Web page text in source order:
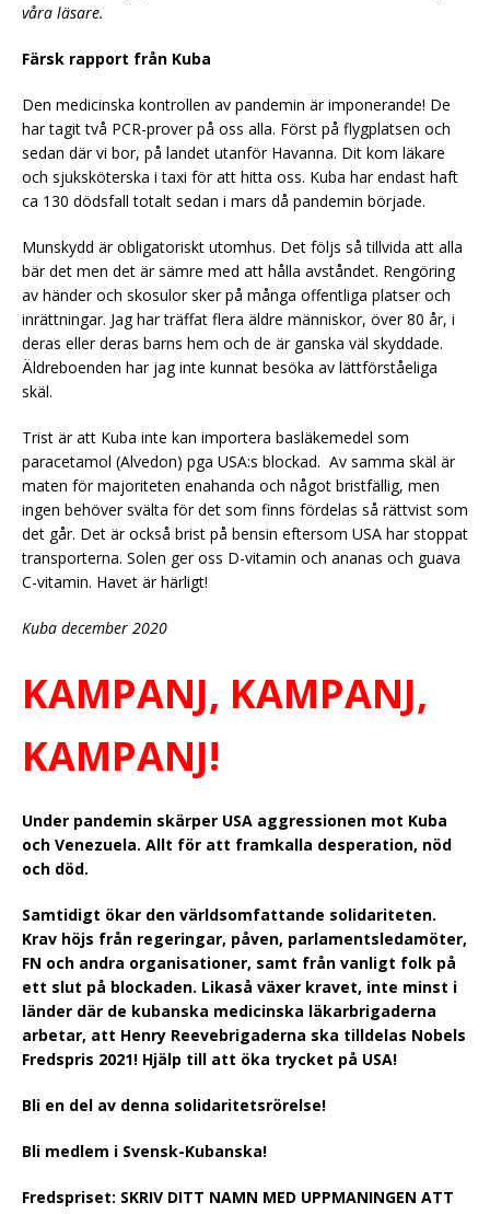
våra läsare.
Färsk rapport från Kuba
Den medicinska kontrollen av pandemin är imponerande! De
har tagit två PCR-prover på oss alla. Först på flygplatsen och
sedan där vi bor, på landet utanför Havanna. Dit kom läkare
och sjuksköterska i taxi för att hitta oss. Kuba har endast haft
ca 130 dödsfall totalt sedan i mars då pandemin började.
Munskydd är obligatoriskt utomhus. Det följs så tillvida att alla
bär det men det är sämre med att hålla avståndet. Rengöring
av händer och skosulor sker på många offentliga platser och
inrättningar. Jag har träffat flera äldre människor, över 80 år, i
deras eller deras barns hem och de är ganska väl skyddade.
Äldreboenden har jag inte kunnat besöka av lättförståeliga
skäl.
Trist är att Kuba inte kan importera basläkemedel som
paracetamol (Alvedon) pga USA:s blockad. Av samma skäl är
maten för majoriteten enahanda och något bristfällig, men
ingen behöver svälta för det som finns fördelas så rättvist som
det går. Det är också brist på bensin eftersom USA har stoppat
transporterna. Solen ger oss D-vitamin och ananas och guava
C-vitamin. Havet är härligt!
Kuba december 2020
KAMPANJ, KAMPANJ,
KAMPANJ!
Under pandemin skärper USA aggressionen mot Kuba
och Venezuela. Allt för att framkalla desperation, nöd
och död.
Samtidigt ökar den världsomfattande solidariteten.
Krav höjs från regeringar, påven, parlamentsledamöter,
FN och andra organisationer, samt från vanligt folk på
ett slut på blockaden. Likaså växer kravet, inte minst i
länder där de kubanska medicinska läkarbrigaderna
arbetar, att Henry Reevebrigaderna ska tilldelas Nobels
Fredspris 2021! Hjälp till att öka trycket på USA!
Bli en del av denna solidaritetsrörelse!
Bli medlem i Svensk-Kubanska!
Fredspriset: SKRIV DITT NAMN MED UPPMANINGEN ATT